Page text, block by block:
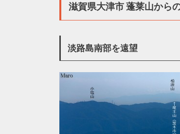
滋賀県大津市 蓬莱山から
淡路島南部を遠望